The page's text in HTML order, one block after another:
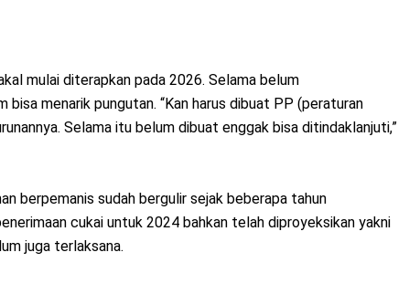
mulai diterapkan pada 2026. Selama belum
bisa menarik pungutan. “Kan harus dibuat PP (peraturan
Selama itu belum dibuat enggak bisa ditindaklanjuti,”
berpemanis sudah bergulir sejak beberapa tahun
cukai untuk 2024 bahkan telah diproyeksikan yakni
juga terlaksana.